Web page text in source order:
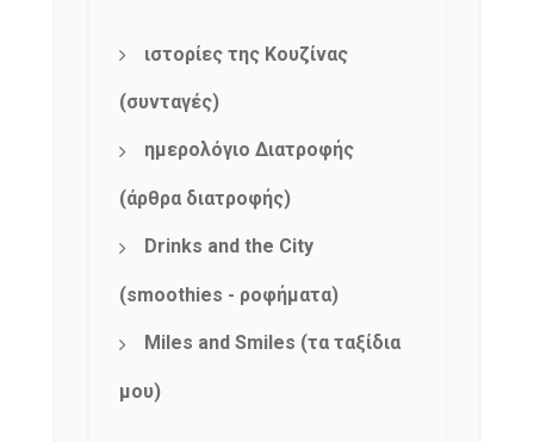
ιστορίες της Κουζίνας
(συνταγές)
ημερολόγιο Διατροφής
(άρθρα διατροφής)
Drinks and the City
(smoothies - ροφήματα)
Miles and Smiles (τα ταξίδια
μου)